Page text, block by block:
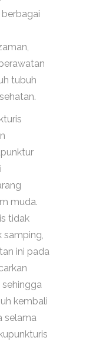
tubuh
muda.
tidak
samping,
ini pada
sehingga
kembali
selama